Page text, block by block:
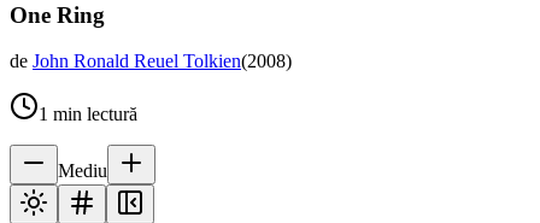
One Ring
de John Ronald Reuel Tolkien(2008)
1 min lectură
Mediu